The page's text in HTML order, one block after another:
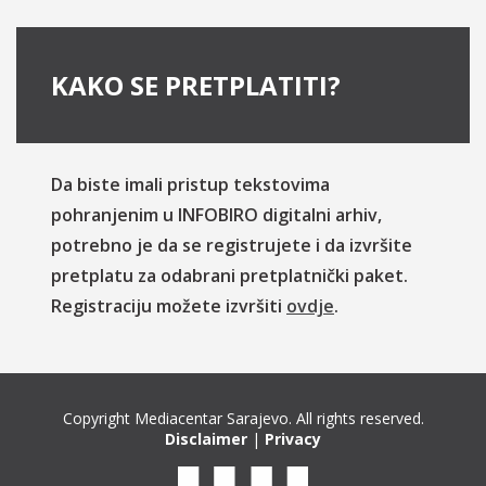
KAKO SE PRETPLATITI?
Da biste imali pristup tekstovima
pohranjenim u INFOBIRO digitalni arhiv,
potrebno je da se registrujete i da izvršite
pretplatu za odabrani pretplatnički paket.
Registraciju možete izvršiti ovdje.
Copyright Mediacentar Sarajevo. All rights reserved.
Disclaimer | Privacy